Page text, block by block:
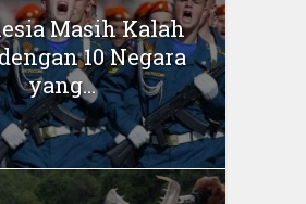
Masih Kalah
10 Negara
yang...